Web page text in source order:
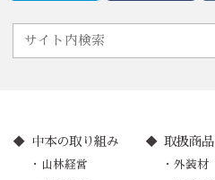
中本の取り組み
山林経営
取扱商品
外装材